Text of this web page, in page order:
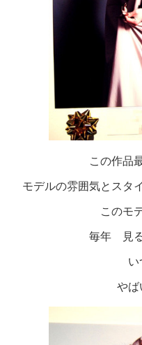
この作品
モデルの雰囲気とスタ
このモ
毎年 見
やば